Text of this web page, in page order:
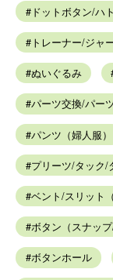
ドットボタン/ハ
トレーナー/ジャ
ぬいぐるみ
パーツ交換/パー
パンツ（婦人服）
プリーツ/タック/
ベント/スリット
ボタン（スナッ
ボタンホール